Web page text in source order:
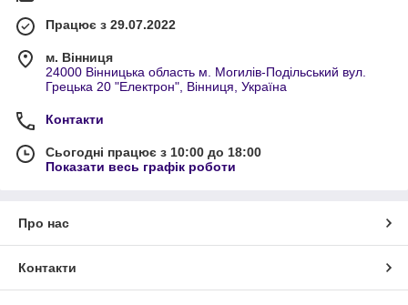
Працює з 29.07.2022
м. Вінниця
24000 Вінницька область м. Могилів-Подільський вул.
Грецька 20 "Електрон", Вінниця, Україна
Контакти
Сьогодні працює з 10:00 до 18:00
Показати весь графік роботи
Про нас
Контакти